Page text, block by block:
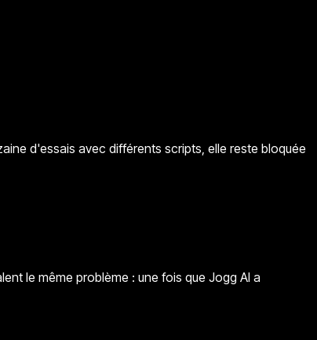
d'essais avec différents scripts, elle reste bloquée
le même problème : une fois que Jogg AI a